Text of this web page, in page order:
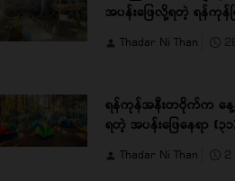
အပန်းဖြေလို့ရတဲ့ ရန်ကုန်
Thadar Ni Than
ရန်ကုန်အနီးတဝိုက်က နေ့ခ
ရတဲ့ အပန်းဖြေနေရာ (၃
Thadar Ni Than 2